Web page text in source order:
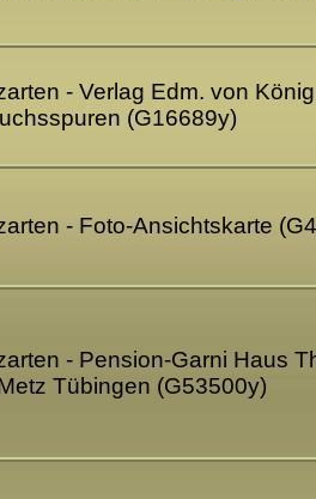
- Verlag Edm. von
(G16689y)
- Foto-Ansichtskarte
- Pension-Garni Haus
Tübingen (G53500y)